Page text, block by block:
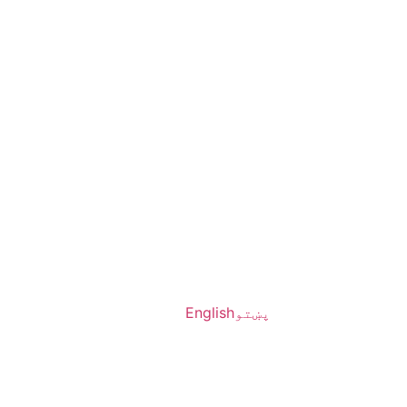
پښتوEnglish